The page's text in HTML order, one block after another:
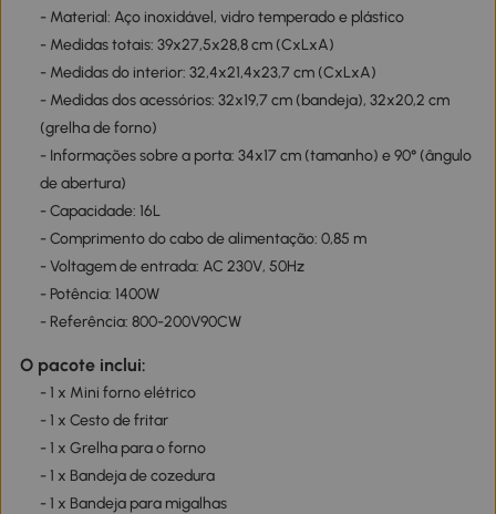
- Material: Aço inoxidável, vidro temperado e plástico
- Medidas totais: 39x27,5x28,8 cm (CxLxA)
- Medidas do interior: 32,4x21,4x23,7 cm (CxLxA)
- Medidas dos acessórios: 32x19,7 cm (bandeja), 32x20,2 cm
(grelha de forno)
- Informações sobre a porta: 34x17 cm (tamanho) e 90° (ângulo
de abertura)
- Capacidade: 16L
- Comprimento do cabo de alimentação: 0,85 m
- Voltagem de entrada: AC 230V, 50Hz
- Potência: 1400W
- Referência: 800-200V90CW
O pacote inclui:
- 1 x Mini forno elétrico
- 1 x Cesto de fritar
- 1 x Grelha para o forno
- 1 x Bandeja de cozedura
- 1 x Bandeja para migalhas